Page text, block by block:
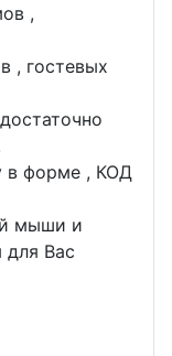
,
, гостевых
в форме , КОД
мыши и
для Вас